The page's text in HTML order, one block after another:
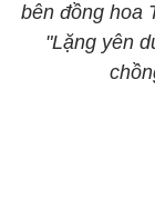
bên đồng hoa
"Lặng yên